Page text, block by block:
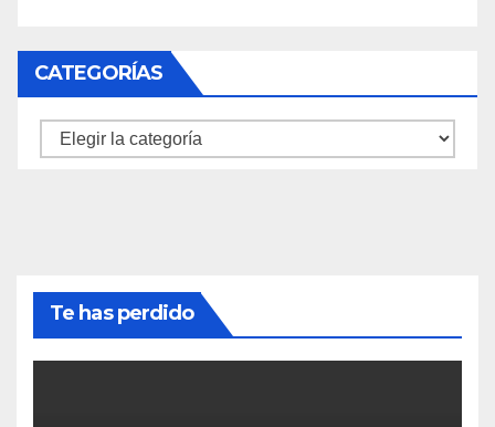
CATEGORÍAS
Categorías
Te has perdido